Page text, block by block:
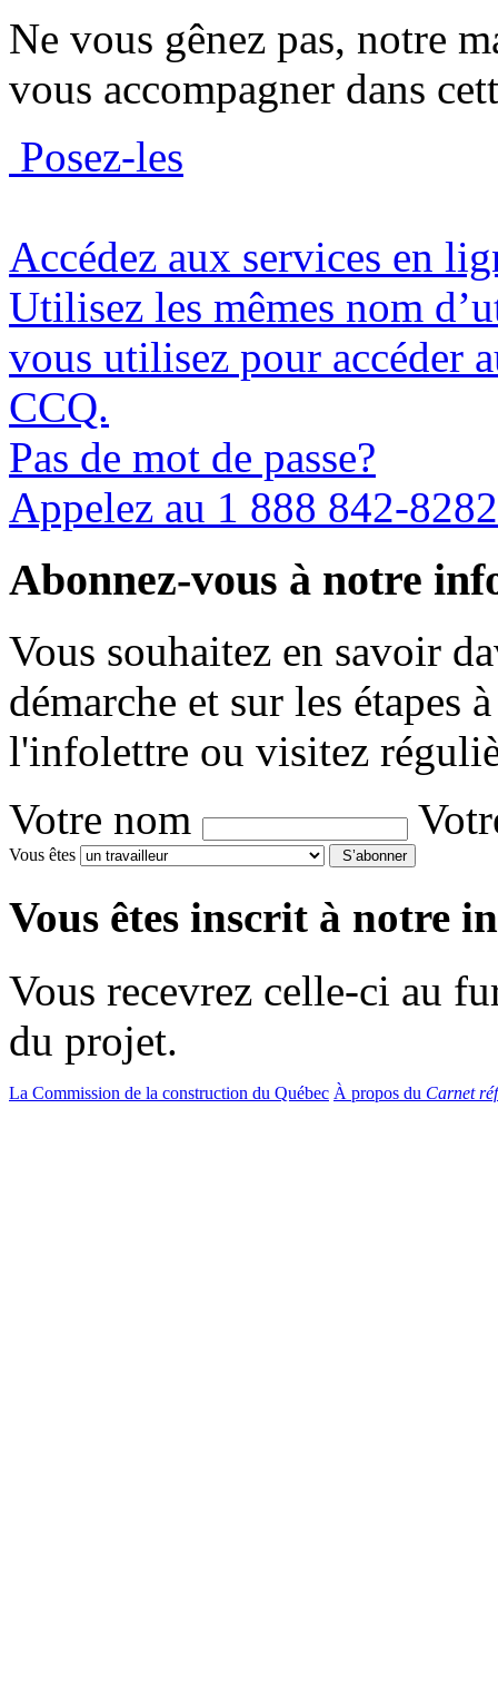
Ne vous gênez pas, notre
vous accompagner dans
Posez-les
Accédez aux services en
Utilisez les mêmes nom
vous utilisez pour accéder
CCQ.
Pas de mot de passe?
Appelez au 1 888 842-
Abonnez-vous à notre
Vous souhaitez en savoir
démarche et sur les étapes
l'infolettre ou visitez
Votre nom
Vous êtes S’abonner
Vous êtes inscrit à notre
Vous recevrez celle-ci au
du projet.
La Commission de la construction du Québec À propos du Carnet